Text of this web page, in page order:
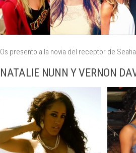
Os presento a la novia del receptor de
NATALIE NUNN Y VERNON